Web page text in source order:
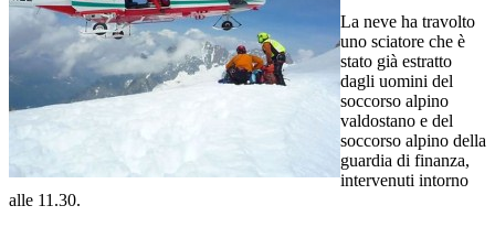
La neve ha travolto
uno sciatore che è
stato già estratto
dagli uomini del
soccorso alpino
valdostano e del
soccorso alpino della
guardia di finanza,
intervenuti intorno
alle 11.30.